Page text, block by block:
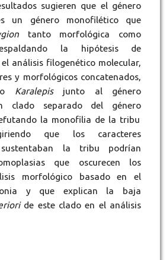
sugieren que el género
un género monofilético que
tanto morfológica como
la hipótesis de
análisis filogenético molecular,
y morfológicos concatenados,
Karalepisjunto al género
separado del género
la monofilia de la tribu
que los caracteres
la tribu podrían
que oscurecen los
morfológico basado en el
y que explican la baja
de este clado en el análisis